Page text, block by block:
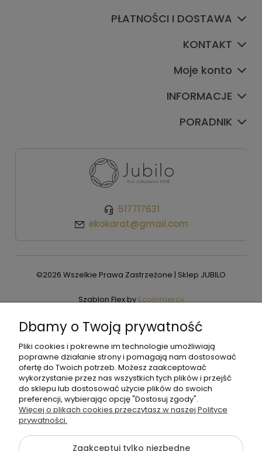
PŁATNOŚCI I DOSTAWA
KONTAKT
Moje konto
INFORMACJE
PORADNIK
517717631
ekokarat@gmail.com
©2026 Wszelkie Prawa Zastrzeżone | Sklep JUBILO
Szablon Flex byEcommercy
Pokaż pełną wersję strony
Dbamy o Twoją prywatność
Pliki cookies i pokrewne im technologie umożliwiają
poprawne działanie strony i pomagają nam dostosować
ofertę do Twoich potrzeb. Możesz zaakceptować
wykorzystanie przez nas wszystkich tych plików i przejść
do sklepu lub dostosować użycie plików do swoich
preferencji, wybierając opcję "Dostosuj zgody".
Więcej o plikach cookies przeczytasz w naszej Polityce
prywatności.
Zaakceptuj tylko niezbędne